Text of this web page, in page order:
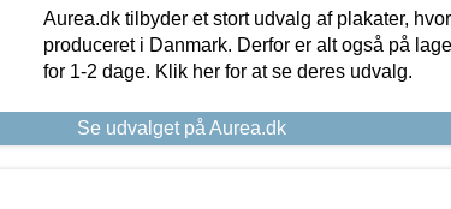
Aurea.dk tilbyder et stort udvalg af plakater,
produceret i Danmark. Derfor er alt også på
for 1-2 dage. Klik her for at se deres udvalg.
Se udvalget på Aurea.dk